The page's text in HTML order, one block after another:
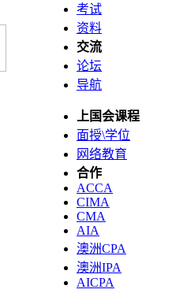
考试
资料
交流
论坛
导航
上国会课程
面授\学位
网络教育
合作
ACCA
CIMA
CMA
AIA
澳洲CPA
澳洲IPA
AICPA